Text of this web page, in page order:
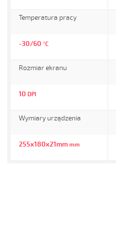
Temperatura pracy
-30/60 °C
Rozmiar ekranu
10 DPI
Wymiary urządzenia
255x180x21mm mm